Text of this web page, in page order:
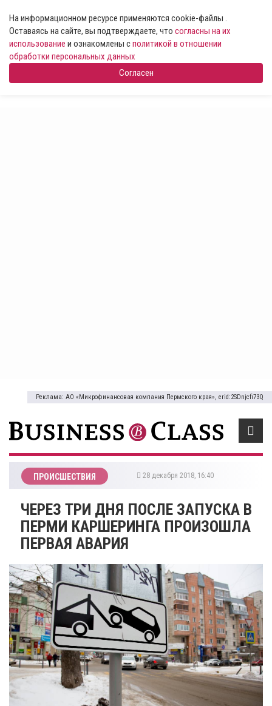
На информационном ресурсе применяются cookie-файлы .
Оставаясь на сайте, вы подтверждаете, что согласны на их
использование и ознакомлены сполитикой в отношении
обработки персональных данных
Согласен
Реклама: АО «Микрофинансовая компания Пермского края», erid:2SDnjcfi73Q
ПРОИСШЕСТВИЯ 28 декабря 2018, 16:40
ЧЕРЕЗ ТРИ ДНЯ ПОСЛЕ ЗАПУСКА В
ПЕРМИ КАРШЕРИНГА ПРОИЗОШЛА
ПЕРВАЯ АВАРИЯ